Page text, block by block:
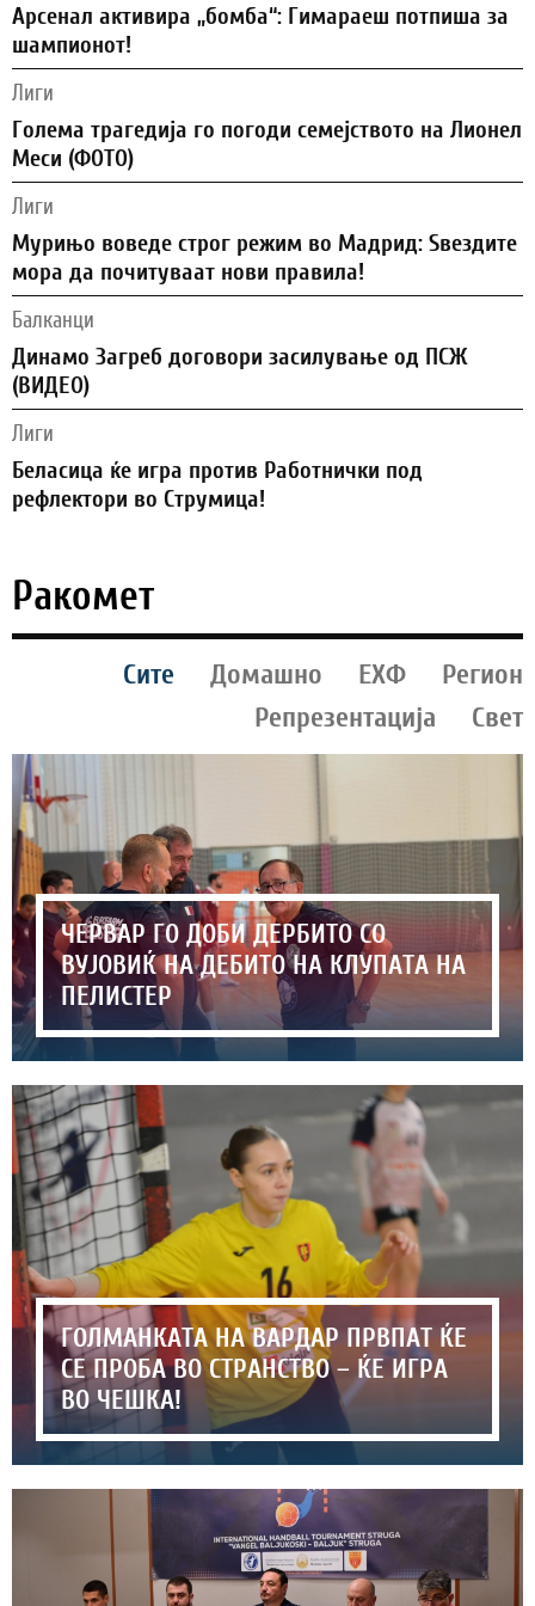
Арсенал активира „бомба“: Гимараеш потпиша за
шампионот!
Лиги
Голема трагедија го погоди семејството на Лионел
Меси (ФОТО)
Лиги
Мурињо воведе строг режим во Мадрид: Ѕвездите
мора да почитуваат нови правила!
Балканци
Динамо Загреб договори засилување од ПСЖ
(ВИДЕО)
Лиги
Беласица ќе игра против Работнички под
рефлектори во Струмица!
Ракомет
Сите Домашно ЕХФ
Регион
Репрезентација
Свет
ЧЕРВАР ГО ДОБИ ДЕРБИТО СО
ВУЈОВИЌ НА ДЕБИТО НА КЛУПАТА НА
ПЕЛИСТЕР
ГОЛМАНКАТА НА ВАРДАР ПРВПАТ ЌЕ
СЕ ПРОБА ВО СТРАНСТВО – ЌЕ ИГРА
ВО ЧЕШКА!